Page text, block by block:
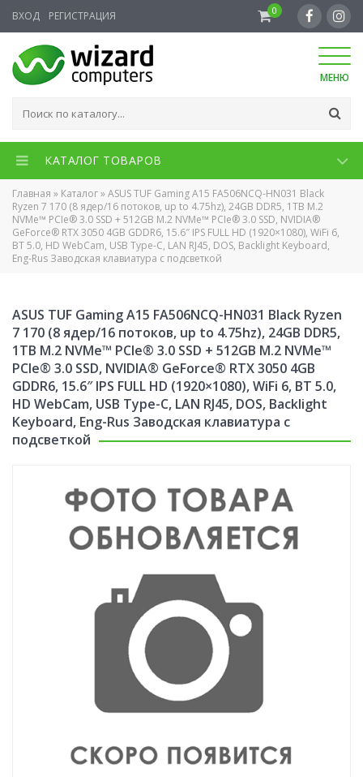
ВХОД РЕГИСТРАЦИЯ 0
МЕНЮ
КАТАЛОГ ТОВАРОВ
Главная » Каталог»ASUS TUF Gaming A15 FA506NCQ-HN031 Black
Ryzen 7 170 (8 ядер/16 потоков, up to 4.75hz), 24GB DDR5, 1TB M.2
NVMe™ PCIe® 3.0 SSD + 512GB M.2 NVMe™ PCIe® 3.0 SSD, NVIDIA®
GeForce® RTX 3050 4GB GDDR6, 15.6″ IPS FULL HD (1920×1080), WiFi 6,
BT 5.0, HD WebCam, USB Type-C, LAN RJ45, DOS, Backlight Keyboard,
Eng-Rus Заводская клавиатура с подсветкой
ASUS TUF Gaming A15 FA506NCQ-HN031 Black Ryzen
7 170 (8 ядер/16 потоков, up to 4.75hz), 24GB DDR5,
1TB M.2 NVMe™ PCIe® 3.0 SSD + 512GB M.2 NVMe™
PCIe® 3.0 SSD, NVIDIA® GeForce® RTX 3050 4GB
GDDR6, 15.6″ IPS FULL HD (1920×1080), WiFi 6, BT 5.0,
HD WebCam, USB Type-C, LAN RJ45, DOS, Backlight
Keyboard, Eng-Rus Заводская клавиатура с
подсветкой